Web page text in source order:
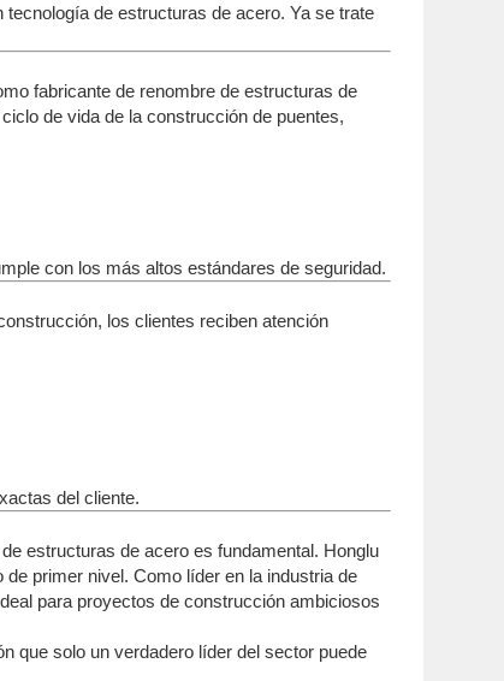
de estructuras de acero. Ya se trate
fabricante de renombre de estructuras de
de vida de la construcción de puentes,
con los más altos estándares de seguridad.
los clientes reciben atención
del cliente.
estructuras de acero es fundamental. Honglu
primer nivel. Como líder en la industria de
para proyectos de construcción ambiciosos
que solo un verdadero líder del sector puede